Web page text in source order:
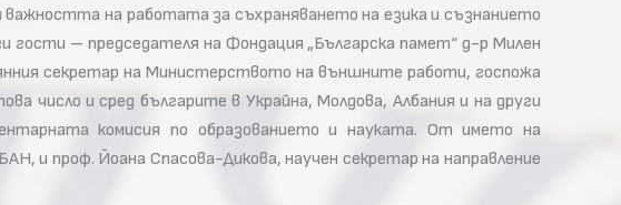
на работата за съхраняването на езика и съзнанието
гости – председателя на Фондация „Българска памет“ д-р Милен
секретар на Министерството на външните работи, госпожа
число и сред българите в Украйна, Молдова, Албания и на други
комисия по образованието и науката. От името на
и проф. Йоана Спасова-Дикова, научен секретар на направление